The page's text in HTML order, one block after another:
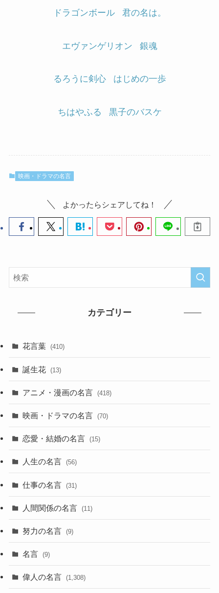
ドラゴンボール 君の名は。
エヴァンゲリオン 銀魂
るろうに剣心 はじめの一歩
ちはやふる 黒子のバスケ
映画・ドラマの名言
よかったらシェアしてね！
カテゴリー
花言葉 (410)
誕生花 (13)
アニメ・漫画の名言 (418)
映画・ドラマの名言 (70)
恋愛・結婚の名言 (15)
人生の名言 (56)
仕事の名言 (31)
人間関係の名言 (11)
努力の名言 (9)
名言 (9)
偉人の名言 (1,308)